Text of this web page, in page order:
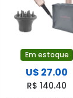
Em estoque
U$ 27.00
R$ 140.40